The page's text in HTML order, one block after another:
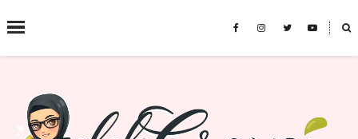
˟
SEARCH THIS BLOG